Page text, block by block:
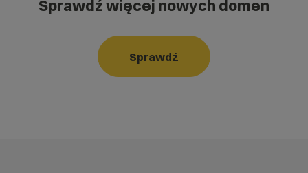
Sprawdź więcej nowych domen
Sprawdź